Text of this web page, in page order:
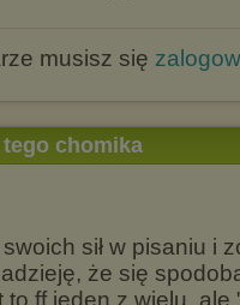
musisz się
chomika
sił w pisaniu i
że się
ff jeden z wielu, ale